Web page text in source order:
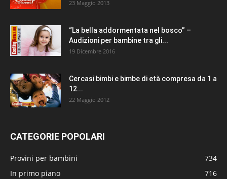
23 Maggio 2013
“La bella addormentata nel bosco” –
Audizioni per bambine tra gli...
19 Dicembre 2016
Cercasi bimbi e bimbe di età compresa da 1 a
12...
22 Maggio 2012
CATEGORIE POPOLARI
Provini per bambini
734
In primo piano
716